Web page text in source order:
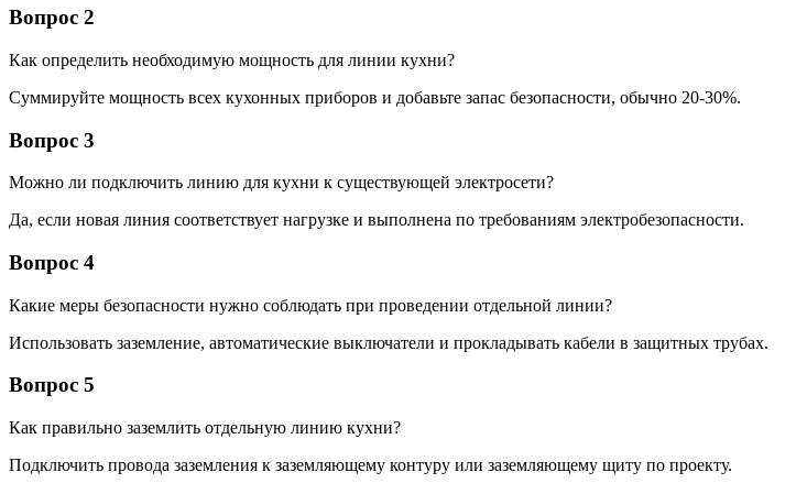
Вопрос 2
Как определить необходимую мощность для линии кухни?
Суммируйте мощность всех кухонных приборов и добавьте запас безопасности, обычно 20-30%.
Вопрос 3
Можно ли подключить линию для кухни к существующей электросети?
Да, если новая линия соответствует нагрузке и выполнена по требованиям электробезопасности.
Вопрос 4
Какие меры безопасности нужно соблюдать при проведении отдельной линии?
Использовать заземление, автоматические выключатели и прокладывать кабели в защитных трубах.
Вопрос 5
Как правильно заземлить отдельную линию кухни?
Подключить провода заземления к заземляющему контурy или заземляющему щиту по проекту.